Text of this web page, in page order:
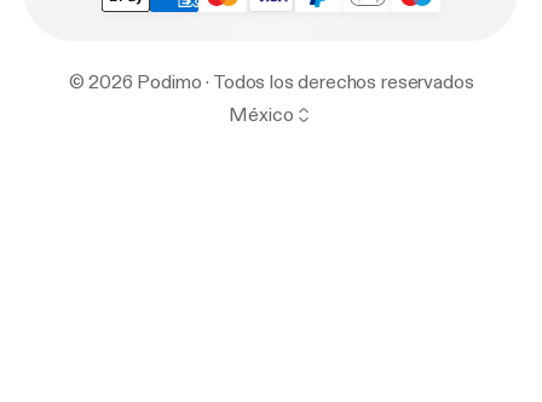
© 2026 Podimo · Todos los derechos reservados
México